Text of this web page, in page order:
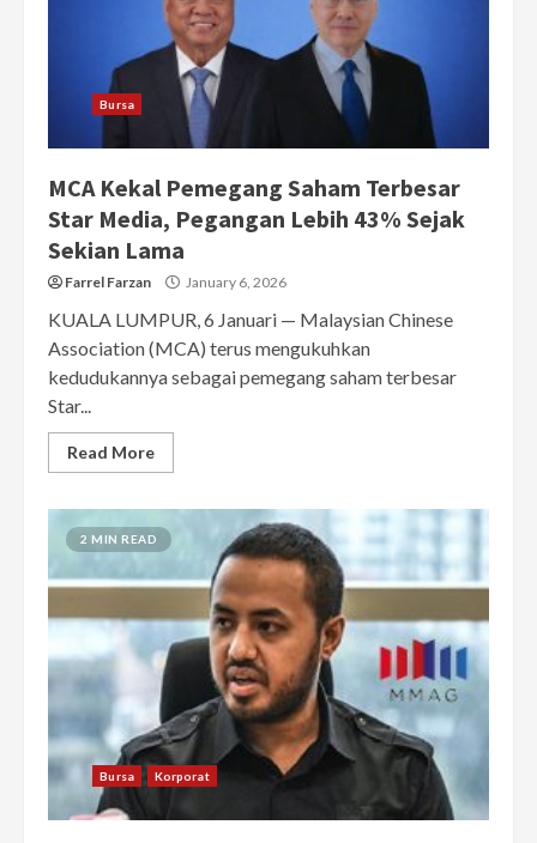
Bursa
MCA Kekal Pemegang Saham Terbesar
Star Media, Pegangan Lebih 43% Sejak
Sekian Lama
Farrel Farzan January 6, 2026
KUALA LUMPUR, 6 Januari — Malaysian Chinese
Association (MCA) terus mengukuhkan
kedudukannya sebagai pemegang saham terbesar
Star...
Read More
2 MIN READ
Bursa Korporat